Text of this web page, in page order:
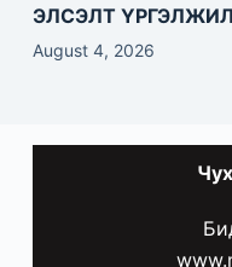
ЭЛСЭЛТ
August 4, 2026